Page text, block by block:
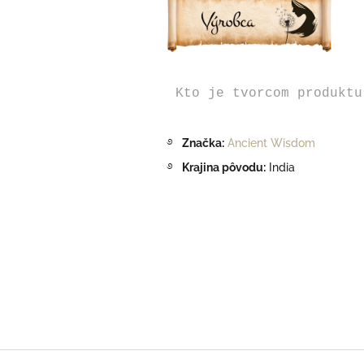
Kto je tvorcom
࿔ Značka: Ancient Wisdom
࿔
Krajina pôvodu: India